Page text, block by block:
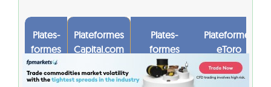
Plates-
formes
Plateformes
Capital.com
Plates-
formes
Pepperstone
Plateformes
eToro